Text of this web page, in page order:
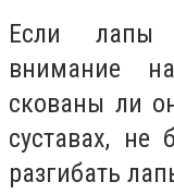
Если лапы
внимание
скованы ли
суставах, не
разгибать